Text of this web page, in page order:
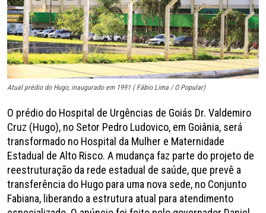
Atual prédio do Hugo, inaugurado em 1991 ( Fábio Lima / O Popular)
O prédio do Hospital de Urgências de Goiás Dr. Valdemiro
Cruz (Hugo), no Setor Pedro Ludovico, em Goiânia, será
transformado no Hospital da Mulher e Maternidade
Estadual de Alto Risco. A mudança faz parte do projeto de
reestruturação da rede estadual de saúde, que prevê a
transferência do Hugo para uma nova sede, no Conjunto
Fabiana, liberando a estrutura atual para atendimento